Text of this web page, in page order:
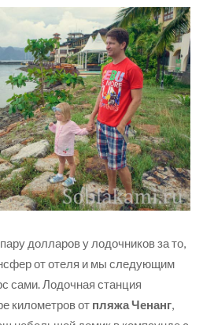
долларов у лодочников за то,
от отеля и мы следующим
сами. Лодочная станция
километров от пляжа Ченанг,